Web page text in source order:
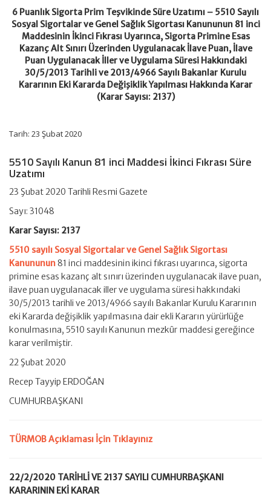
Sigorta
Primine
Esas
Kazanç
Alt
Sınırı
Üzerinden
Uygulanacak
İlave
Uygulanacak
İller
Uygulama
30/5/2013
ve
Sayılı
Kurulu
Kararının
Eki
Değişiklik
Yapılması
Hakkında
Karar
(Karar
Sayısı:
için
6 Puanlık Sigorta Prim Teşvikinde Süre Uzatımı – 5510 Sayılı
Sosyal Sigortalar ve Genel Sağlık Sigortası Kanununun 81 inci
Maddesinin İkinci Fıkrası Uyarınca, Sigorta Primine Esas
Kazanç Alt Sınırı Üzerinden Uygulanacak İlave Puan, İlave
Puan Uygulanacak İller ve Uygulama Süresi Hakkındaki
30/5/2013 Tarihli ve 2013/4966 Sayılı Bakanlar Kurulu
Kararının Eki Kararda Değişiklik Yapılması Hakkında Karar
(Karar Sayısı: 2137)
Tarih: 23 Şubat 2020
5510 Sayılı Kanun 81 inci Maddesi İkinci Fıkrası Süre
Uzatımı
23 Şubat 2020 Tarihli Resmi Gazete
Sayı: 31048
Karar Sayısı: 2137
5510 sayılı Sosyal Sigortalar ve Genel Sağlık Sigortası
Kanununun81 inci maddesinin ikinci fıkrası uyarınca, sigorta
primine esas kazanç alt sınırı üzerinden uygulanacak ilave puan,
ilave puan uygulanacak iller ve uygulama süresi hakkındaki
30/5/2013 tarihli ve 2013/4966 sayılı Bakanlar Kurulu Kararının
eki Kararda değişiklik yapılmasına dair ekli Kararın yürürlüğe
konulmasına, 5510 sayılı Kanunun mezkûr maddesi gereğince
karar verilmiştir.
22 Şubat 2020
Recep Tayyip ERDOĞAN
CUMHURBAŞKANI
TÜRMOB Açıklaması İçin Tıklayınız
22/2/2020 TARİHLİ VE 2137 SAYILI CUMHURBAŞKANI
KARARININ EKİ KARAR